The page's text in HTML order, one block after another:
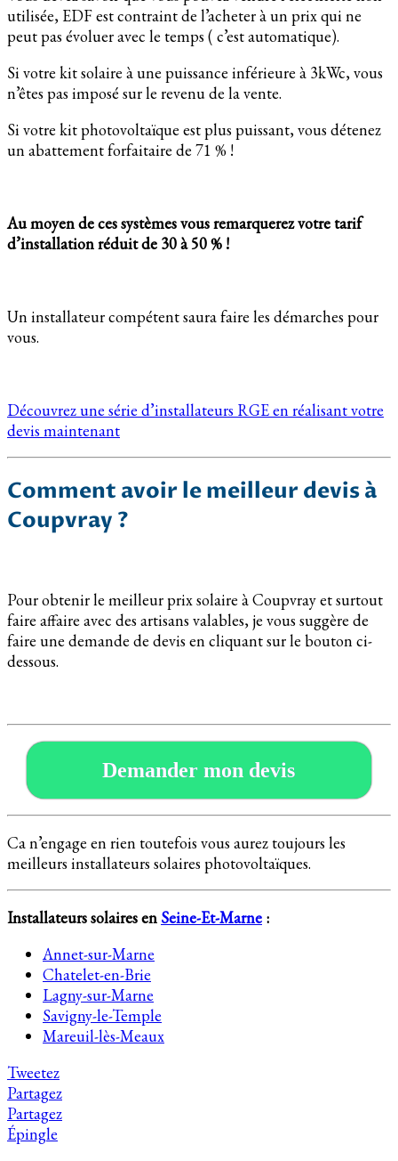
utilisée, EDF est contraint de l’acheter à un prix qui ne
peut pas évoluer avec le temps ( c’est automatique).
Si votre kit solaire à une puissance inférieure à 3kWc, vous
n’êtes pas imposé sur le revenu de la vente.
Si votre kit photovoltaïque est plus puissant, vous détenez
un abattement forfaitaire de 71 % !
Au moyen de ces systèmes vous remarquerez votre tarif
d’installation réduit de 30 à 50 % !
Un installateur compétent saura faire les démarches pour
vous.
Découvrez une série d’installateurs RGE en réalisant votre
devis maintenant
Comment avoir le meilleur devis à
Coupvray ?
Pour obtenir le meilleur prix solaire à Coupvray et surtout
faire affaire avec des artisans valables, je vous suggère de
faire une demande de devis en cliquant sur le bouton ci-
dessous.
Demander mon devis
Ca n’engage en rien toutefois vous aurez toujours les
meilleurs installateurs solaires photovoltaïques.
Installateurs solaires en Seine-Et-Marne :
Annet-sur-Marne
Chatelet-en-Brie
Lagny-sur-Marne
Savigny-le-Temple
Mareuil-lès-Meaux
Tweetez
Partagez
Partagez
Épingle